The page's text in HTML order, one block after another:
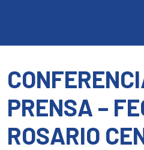
PRENSA –
ROSARIO